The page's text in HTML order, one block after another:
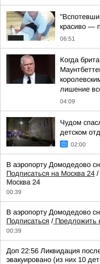
красиво —
06:51
Когда
лишение
04:09
Чудом
детском
02:00
В аэропорту Домодедово
Подписаться на Москва 24 /
Москва 24
00:39
В аэропорту Домодедово
Подписаться / Предложить
00:39
Доп 22:56 Ликвидация
эвакуировано (из них 10